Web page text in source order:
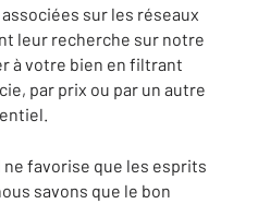
sur les réseaux
leur recherche sur notre
à votre bien en filtrant
par prix ou par un autre
ne favorise que les esprits
savons que le bon